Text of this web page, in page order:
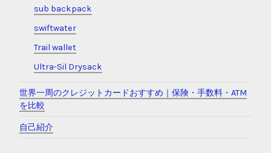
sub backpack
swiftwater
Trail wallet
Ultra-Sil Drysack
世界一周のクレジットカードおすすめ｜保険・手数料・ATM
を比較
自己紹介